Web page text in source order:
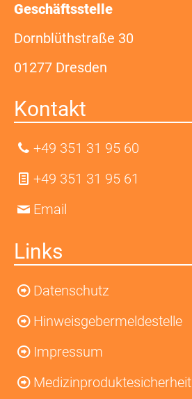
Geschäftsstelle
Dornblüthstraße 30
01277 Dresden
Kontakt
+49 351 31 95 60
+49 351 31 95 61
Email
Links
Datenschutz
Hinweisgebermeldestelle
Impressum
Medizinproduktesicherheit